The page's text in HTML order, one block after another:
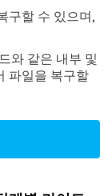
구할 수 있으며,
와 같은 내부 및
파일을 복구할